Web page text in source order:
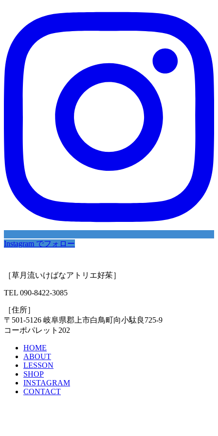
Instagram でフォロー
［草月流いけばなアトリエ好茱］
TEL 090-8422-3085
［住所］
〒501-5126 岐阜県郡上市白鳥町向小駄良725-9
コーポパレット202
HOME
ABOUT
LESSON
SHOP
INSTAGRAM
CONTACT